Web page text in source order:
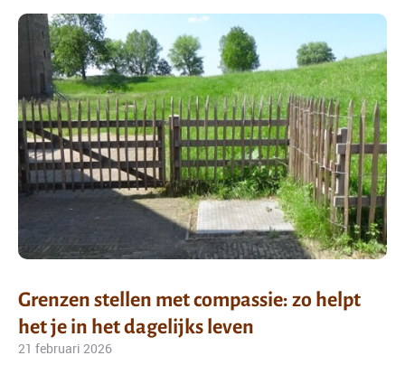
Grenzen stellen met compassie: zo helpt
het je in het dagelijks leven
21 februari 2026